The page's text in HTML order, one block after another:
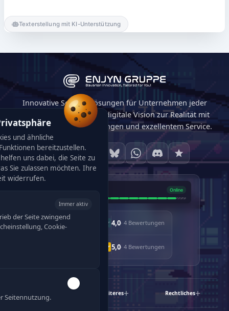
Texterstellung mit KI-Unterstützung
Innovative Softwarelösungen für Unternehmen jeder
Größe. Wir machen Ihre digitale Vision zur Realität mit
maßgeschneiderten Lösungen und exzellentem Service.
4,0· 4 Bewertungen
5,0· 4 Bewertungen
Weiteres Rechtliches
und ähnliche
bereitzustellen.
uns dabei, die Seite zu
Sie zulassen möchten. Ihre
widerrufen.
Immer aktiv
der Seite zwingend
Cookie-
Seitennutzung.